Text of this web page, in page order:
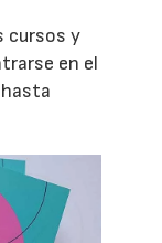
cursos y
en el